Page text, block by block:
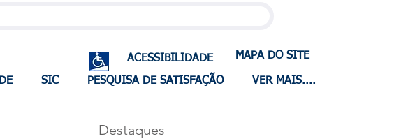
ACESSIBILIDADE MAPA DO SITE
SIC PESQUISA DE SATISFAÇÃO VER MAIS....
Destaques